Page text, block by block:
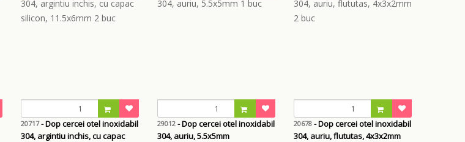
20717- Dop cercei otel inoxidabil
304, argintiu inchis, cu capac
29012- Dop cercei otel inoxidabil
304, auriu, 5.5x5mm
20678- Dop cercei otel inoxidabil
304, auriu, flututas, 4x3x2mm